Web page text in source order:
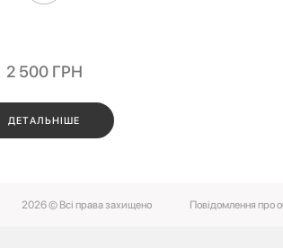
2 500 ГРН
ДЕТАЛЬНІШЕ
2026 © Всі права захищено Повідомлення про